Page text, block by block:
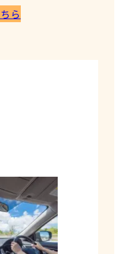
ら